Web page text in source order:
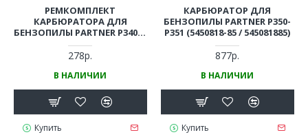
РЕМКОМПЛЕКТ
КАРБЮРАТОРА ДЛЯ
БЕНЗОПИЛЫ PARTNER P340S-
P360S, P350, P351
278р.
В НАЛИЧИИ
Купить
КАРБЮРАТОР ДЛЯ
БЕНЗОПИЛЫ PARTNER P350-
P351 (5450818-85 / 545081885)
877р.
В НАЛИЧИИ
Купить